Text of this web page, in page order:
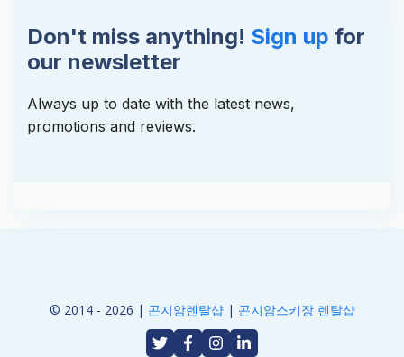
Don't miss anything! Sign up for
our newsletter
Always up to date with the latest news,
promotions and reviews.
© 2014 - 2026 | 곤지암렌탈샵| 곤지암스키장 렌탈샵